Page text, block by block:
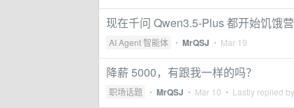
现在千问 Qwen3.5-Plus 都开始饥饿营
AI Agent 智能体 • MrQSJ • Mar 19
降薪 5000，有跟我一样的吗？
职场话题 • MrQSJ • Mar 10 • Lastly replied by